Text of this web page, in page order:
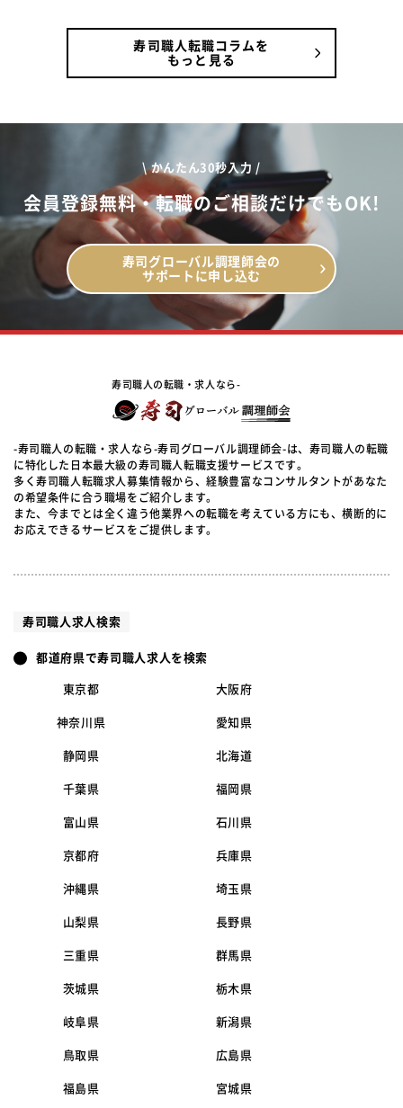
寿司職人転職コラムを
もっと見る
\ かんたん30秒入力 /
会員登録無料・転職のご相談だけでもOK!
寿司グローバル調理師会の
サポートに申し込む
寿司職人の転職・求人なら-
-寿司職人の転職・求人なら-寿司グローバル調理師会-は、寿司職人の転職
に特化した日本最大級の寿司職人転職支援サービスです。
多く寿司職人転職求人募集情報から、経験豊富なコンサルタントがあなた
の希望条件に合う職場をご紹介します。
また、今までとは全く違う他業界への転職を考えている方にも、横断的に
お応えできるサービスをご提供します。
寿司職人求人検索
都道府県で寿司職人求人を検索
東京都 大阪府
神奈川県 愛知県
静岡県 北海道
千葉県 福岡県
富山県 石川県
京都府 兵庫県
沖縄県 埼玉県
山梨県 長野県
三重県 群馬県
茨城県 栃木県
岐阜県 新潟県
鳥取県 広島県
福島県 宮城県